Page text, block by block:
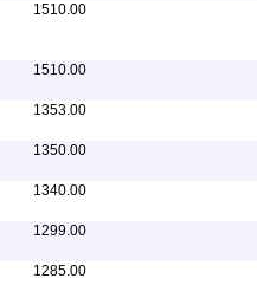
1510.00
1510.00
1353.00
1350.00
1340.00
1299.00
1285.00